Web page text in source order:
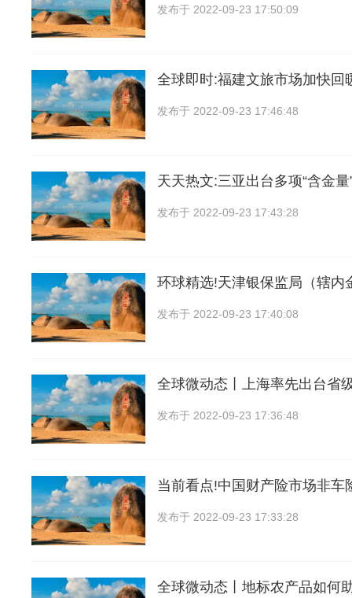
发布于 2022-09-23 17:50:09
全球即时:福建文旅市场加快回
发布于 2022-09-23 17:46:48
天天热文:三亚出台多项“含金量
发布于 2022-09-23 17:43:28
环球精选!天津银保监局（辖内
发布于 2022-09-23 17:40:08
全球微动态丨上海率先出台省
发布于 2022-09-23 17:36:48
当前看点!中国财产险市场非车
发布于 2022-09-23 17:33:28
全球微动态丨地标农产品如何